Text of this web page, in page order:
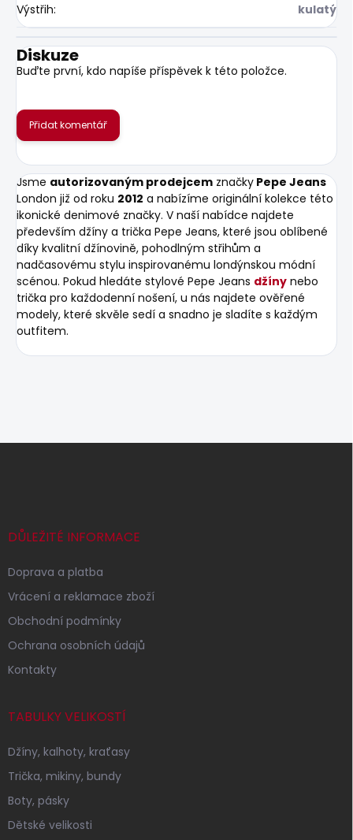
Výstřih: kulatý
Diskuze
Buďte první, kdo napíše příspěvek k této položce.
Přidat komentář
Jsme autorizovaným prodejcem značky Pepe Jeans
London již od roku 2012 a nabízíme originální kolekce této
ikonické denimové značky. V naší nabídce najdete
především džíny a trička Pepe Jeans, které jsou oblíbené
díky kvalitní džínovině, pohodlným střihům a
nadčasovému stylu inspirovanému londýnskou módní
scénou. Pokud hledáte stylové Pepe Jeans džíny nebo
trička pro každodenní nošení, u nás najdete ověřené
modely, které skvěle sedí a snadno je sladíte s každým
outfitem.
Z
DŮLEŽITÉ INFORMACE
Doprava a platba
Vrácení a reklamace zboží
Obchodní podmínky
Ochrana osobních údajů
Kontakty
TABULKY VELIKOSTÍ
Džíny, kalhoty, kraťasy
Trička, mikiny, bundy
Boty, pásky
Dětské velikosti